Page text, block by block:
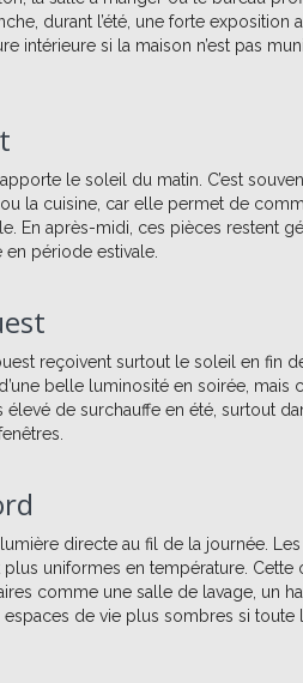
durant l’été, une forte exposition
intérieure si la maison n’est pas
apporte le soleil du matin. C’est
la cuisine, car elle permet de
En après-midi, ces pièces restent
en période estivale.
reçoivent surtout le soleil en fin
belle luminosité en soirée, mais
élevé de surchauffe en été, surtout
directe au fil de la journée.
uniformes en température. Cette
comme une salle de lavage, un
de vie plus sombres si toute